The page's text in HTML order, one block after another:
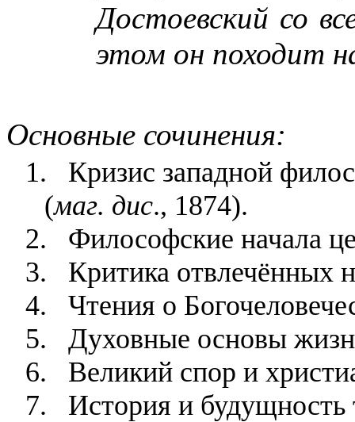
Достоевский со
этом он походит
Основные сочинения:
1.
Кризис западной
(маг. дис., 1874).
2.
Философские начала
3.
Критика отвлечённых
4.
Чтения о
5.
Духовные основы
6.
Великий спор и
7.
История и будущность